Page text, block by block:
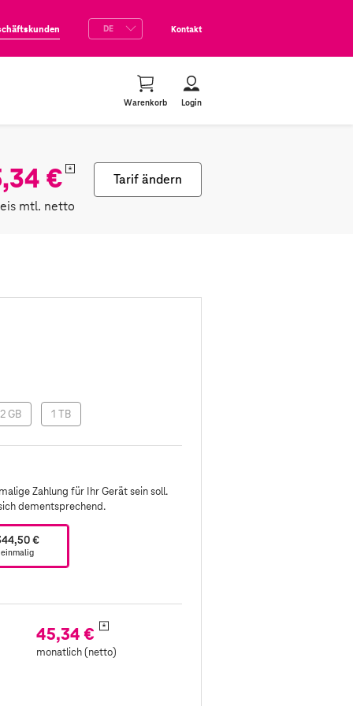
Kontakt
Warenkorb Login
€ *
mtl. netto
Tarif ändern
GB 1 TB
Zahlung für Ihr Gerät sein soll.
dementsprechend.
€
einmalig
45,34 € *
monatlich (netto)